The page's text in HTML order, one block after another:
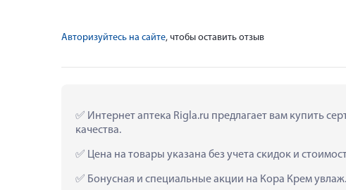
Авторизуйтесь на сайте, чтобы оставить отзыв
Интернет аптека Rigla.ru предлагает вам купить
качества.
Цена на товары указана без учета скидок и
Бонусная и специальные акции на Кора Крем